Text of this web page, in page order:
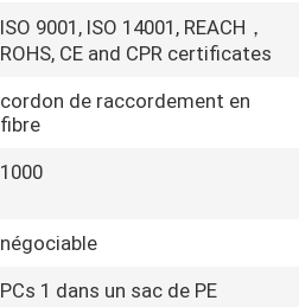
ISO 9001, ISO 14001, REACH，
ROHS, CE and CPR certificates
cordon de raccordement en
fibre
1000
négociable
PCs 1 dans un sac de PE